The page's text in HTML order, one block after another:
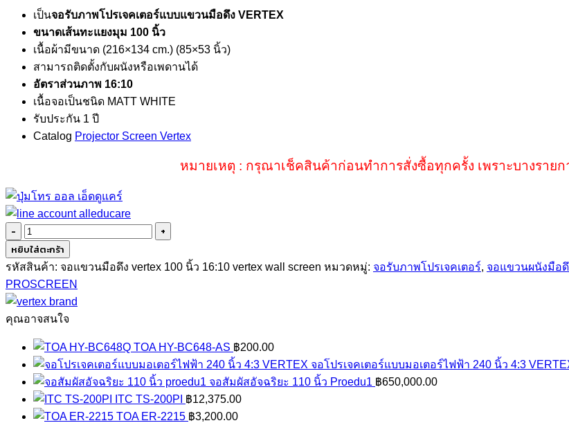
เป็นจอรับภาพโปรเจคเตอร์แบบแขวนมือดึง VERTEX
ขนาดเส้นทะแยงมุม 100 นิ้ว
เนื้อผ้ามีขนาด (216×134 cm.) (85×53 นิ้ว)
สามารถติดตั้งกับผนังหรือเพดานได้
อัตราส่วนภาพ 16:10
เนื้อจอเป็นชนิด MATT WHITE
รับประกัน 1 ปี
Catalog Projector Screen Vertex
หมายเหตุ : กรุณาเช็คสินค้าก่อนทำการสั่งซื้อทุกครั้ง เพราะบางราย
จำนวน
จอ
โปรเจคเตอร์
แขวน
มือ
ดึง
นิ้ว
16:10
VERTEX
ชิ้น
หยิบใส่ตะกร้า
รหัสสินค้า: จอแขวนมือดึง vertex 100 นิ้ว 16:10 vertex wall screen หมวดหมู่: จอรับภาพโปรเจคเตอร์, จอแขวนผนังมือ
PROSCREEN
คุณอาจสนใจ
TOA HY-BC648-AS ฿200.00
จอโปรเจคเตอร์แบบมอเตอร์ไฟฟ้า 240 นิ้ว 4:3
จอสัมผัสอัจฉริยะ 110 นิ้ว Proedu1 ฿650,000.00
ITC TS-200PI ฿12,375.00
TOA ER-2215 ฿3,200.00